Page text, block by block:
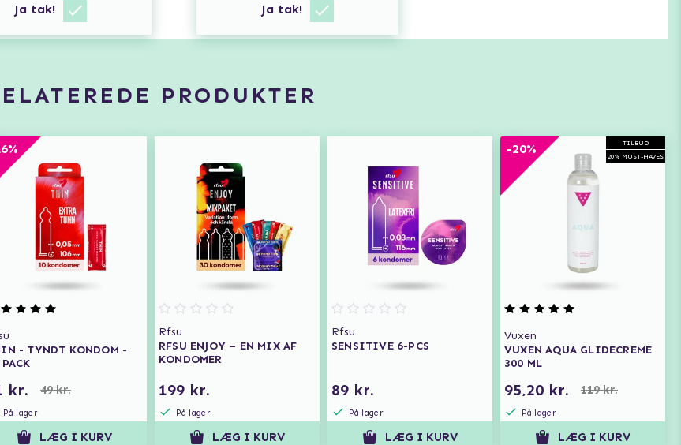
Ja tak! Ja tak!
PRODUKTER
- TYNDT KONDOM -
kr. 49 kr.
På lager
LÆG I KURV
Rfsu
RFSU ENJOY – EN MIX AF
KONDOMER
199 kr.
På lager
LÆG I KURV
Rfsu
SENSITIVE 6-PCS
89 kr.
På lager
LÆG I KURV
TILBUD
20% MUST-HAVES
-20%
Vuxen
VUXEN AQUA GLIDECREME
300 ML
95,20 kr. 119 kr.
På lager
LÆG I KURV